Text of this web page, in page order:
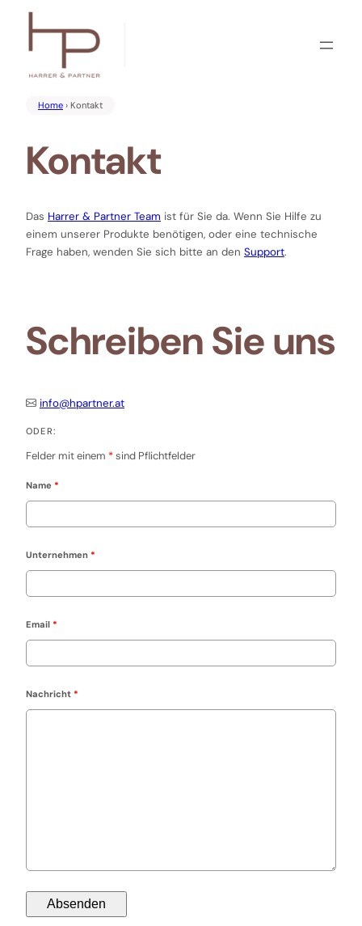
Inhalt
springen
Home › Kontakt
Kontakt
Das Harrer & Partner Team ist für Sie da. Wenn Sie Hilfe zu
einem unserer Produkte benötigen, oder eine technische
Frage haben, wenden Sie sich bitte an den Support.
Schreiben Sie uns
info@hpartner.at
ODER:
Felder mit einem *sind Pflichtfelder
Name *
Unternehmen *
Email *
Nachricht *